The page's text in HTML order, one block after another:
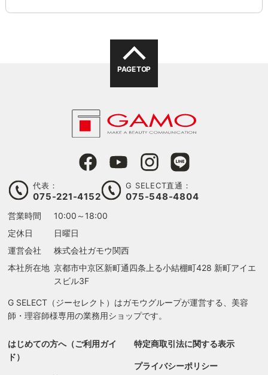
る
PAGE TOP
代表：
075-221-4152
G SELECT直通：
075-548-4804
営業時間
10:00～18:00
定休日
日曜日
運営会社
株式会社ガモウ関西
本社所在地 京都市中京区新町通四条上る小結棚町428 新町アイエ
スビル3F
G SELECT（ジーセレクト）はガモウグループが運営する、美容
師・理容師様専用の業務用ショップです。
はじめての方へ（ご利用ガイ
ド）
特定商取引法に関する表示
プライバシーポリシー